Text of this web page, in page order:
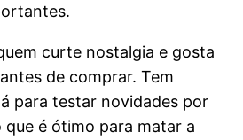
curte nostalgia e gosta
de comprar. Tem
para testar novidades por
que é ótimo para matar a